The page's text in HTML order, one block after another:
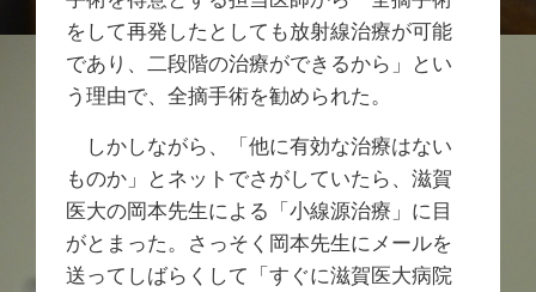
をして再発したとしても放射線治療が可能
であり、二段階の治療ができるから」とい
う理由で、全摘手術を勧められた。
しかしながら、「他に有効な治療はない
ものか」とネットでさがしていたら、滋賀
医大の岡本先生による「小線源治療」に目
がとまった。さっそく岡本先生にメールを
送ってしばらくして「すぐに滋賀医大病院